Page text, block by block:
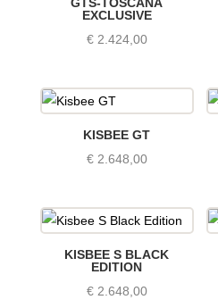
EXCLUSIVE
€2.424,00
KISBEE GT
€2.648,00
KISBEE S BLACK
EDITION
€2.648,00